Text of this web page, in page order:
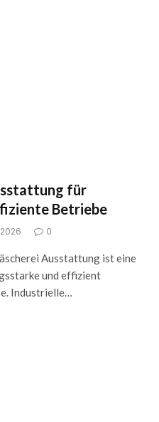
für
Betriebe
0
Ausstattung ist eine
und effizient
Industrielle…